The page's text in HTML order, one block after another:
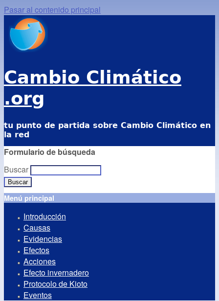
Pasar al contenido principal
Cambio Climático
.org
tu punto de partida sobre Cambio Climático en
la red
Formulario de búsqueda
Buscar
Menú principal
Introducción
Causas
Evidencias
Efectos
Acciones
Efecto invernadero
Protocolo de Kioto
Eventos